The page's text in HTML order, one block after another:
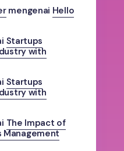
mengenai Hello
Startups
with
Startups
with
The Impact of
Management